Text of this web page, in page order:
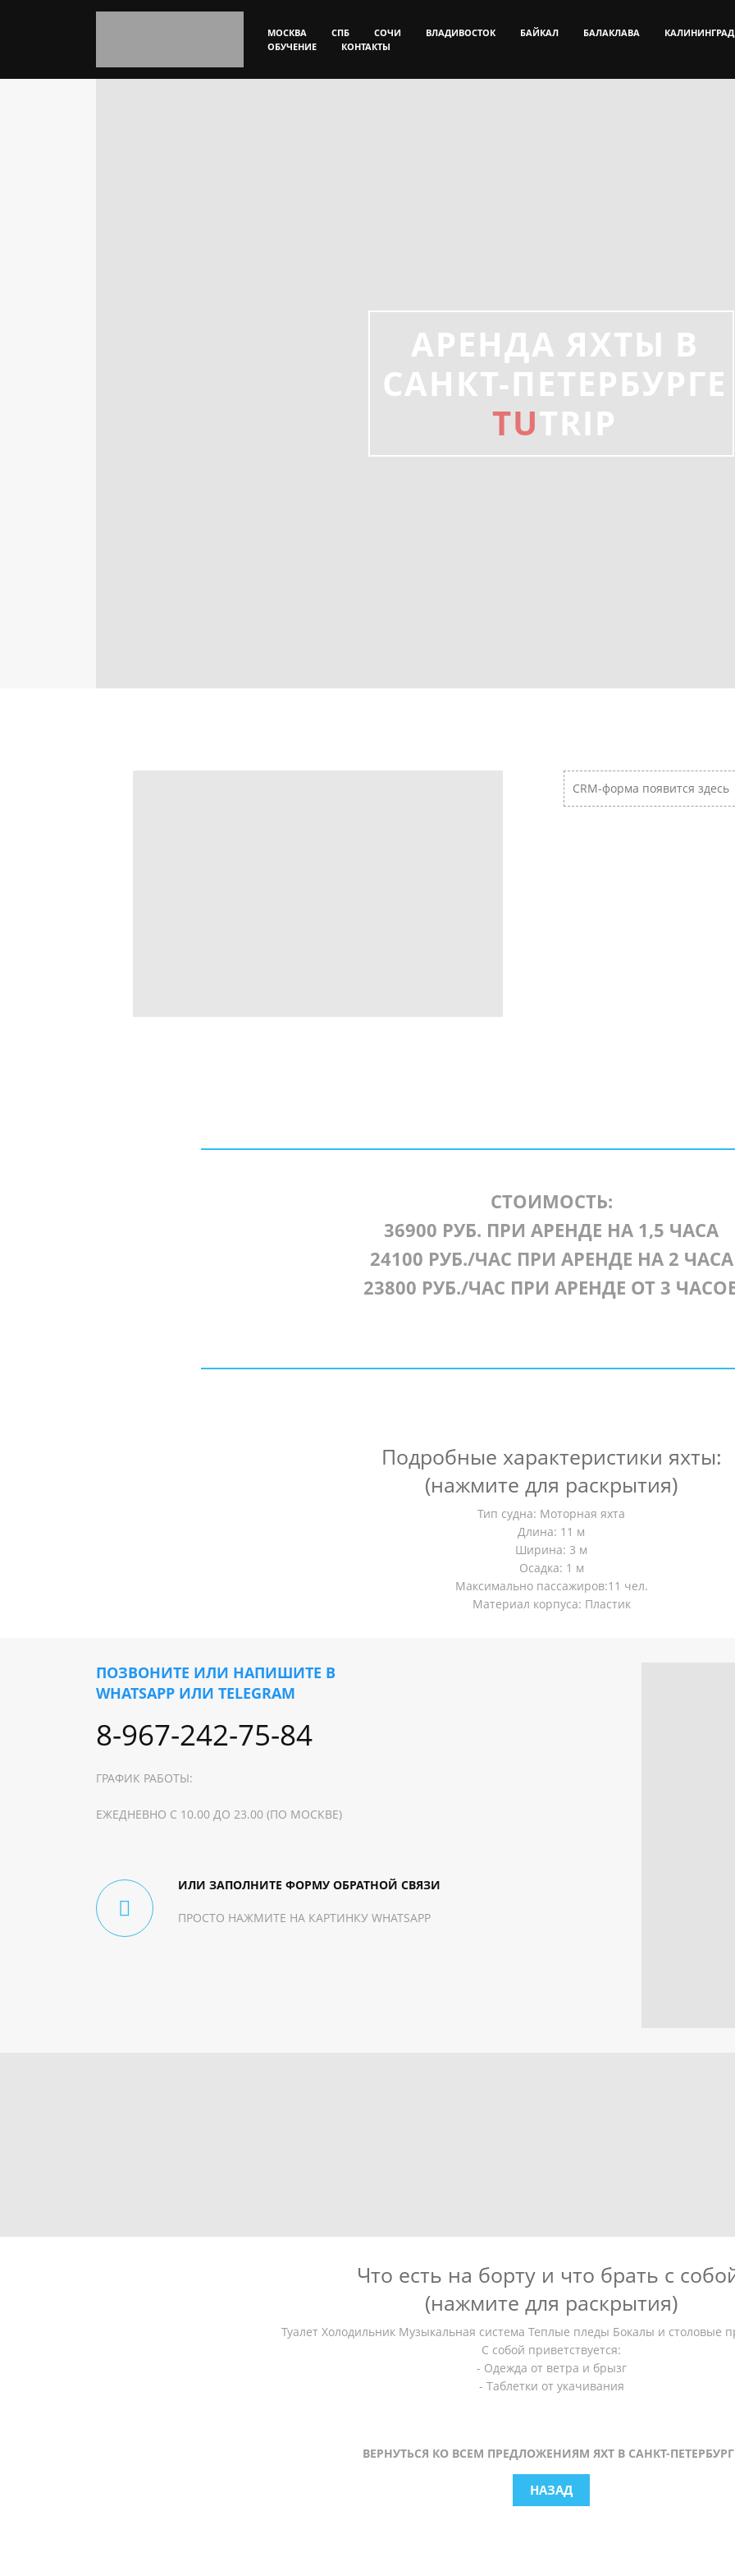
МОСКВА СПБ СОЧИ ВЛАДИВОСТОК БАЙКАЛ БАЛАКЛАВА
КАЛИНИНГРАД
ОБУЧЕНИЕ
КОНТАКТЫ
АРЕНДА ЯХТЫ В
САНКТ-ПЕТЕРБУРГЕ
TUTRIP
CRM-форма появится здесь
СТОИМОСТЬ:
36900 РУБ. ПРИ АРЕНДЕ НА 1,5 ЧАСА
24100 РУБ./ЧАС ПРИ АРЕНДЕ НА 2 ЧАСА
23800 РУБ./ЧАС ПРИ АРЕНДЕ ОТ 3
Подробные характеристики яхты:
(нажмите для раскрытия)
Тип судна: Моторная яхта
Длина: 11 м
Ширина: 3 м
Осадка: 1 м
Максимально пассажиров:11 чел.
Материал корпуса: Пластик
ПОЗВОНИТЕ ИЛИ НАПИШИТЕ В
WHATSAPP ИЛИ TELEGRAM
8-967-242-75-84
ГРАФИК РАБОТЫ:
ЕЖЕДНЕВНО С 10.00 ДО 23.00 (ПО МОСКВЕ)
ИЛИ ЗАПОЛНИТЕ ФОРМУ ОБРАТНОЙ СВЯЗИ
ПРОСТО НАЖМИТЕ НА КАРТИНКУ WHATSAPP
Что есть на борту и что брать с
(нажмите для раскрытия)
Туалет Холодильник Музыкальная система Теплые пледы Бокалы и столовые
С собой приветствуется:
- Одежда от ветра и брызг
- Таблетки от укачивания
ВЕРНУТЬСЯ КО ВСЕМ ПРЕДЛОЖЕНИЯМ ЯХТ В САНКТ-
НАЗАД